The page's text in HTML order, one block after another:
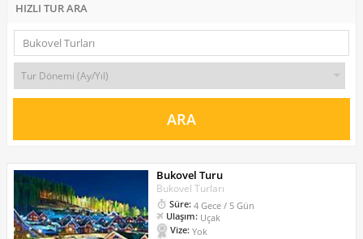
HIZLI TUR ARA
Bukovel Turu
Bukovel Turları
Süre: 4 Gece / 5 Gün
Ulaşım: Uçak
Vize: Yok